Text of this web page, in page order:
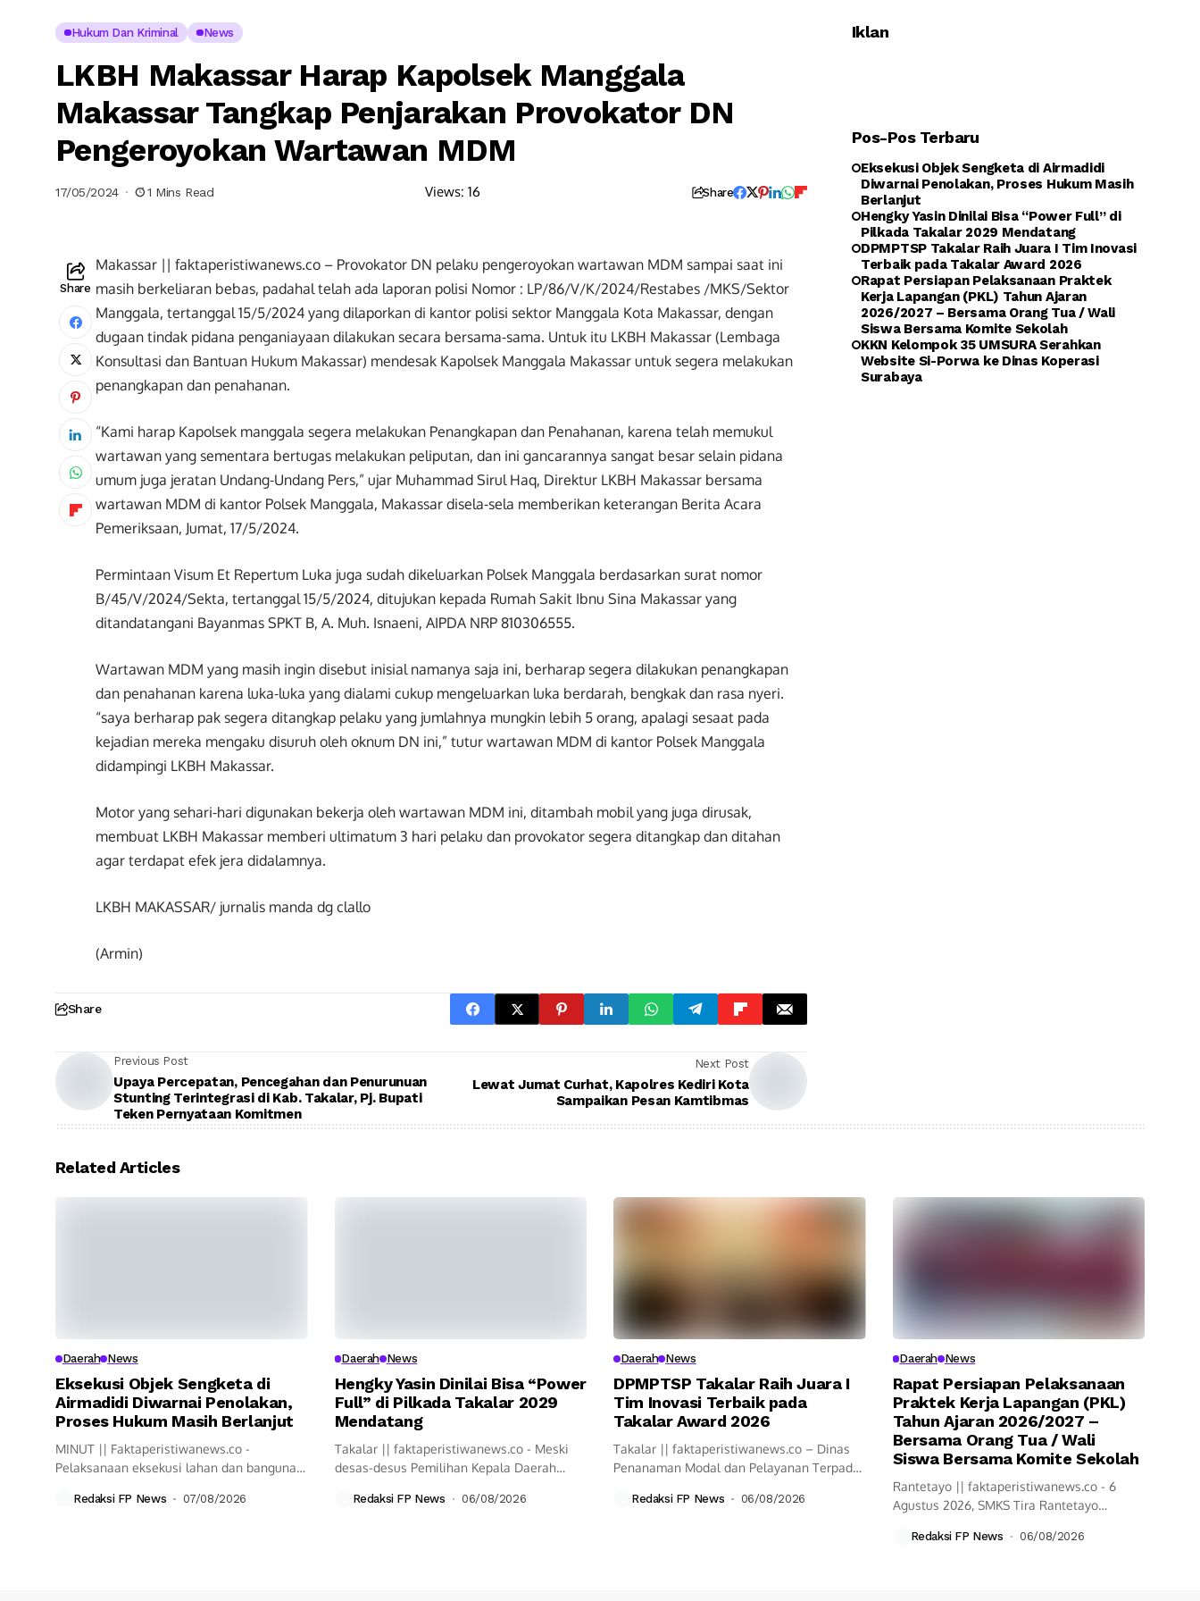
Hukum Dan Kriminal News
LKBH Makassar Harap Kapolsek Manggala
Makassar Tangkap Penjarakan Provokator DN
Pengeroyokan Wartawan MDM
17/05/2024 1 Mins Read Views: 16 Share
Share
Makassar || faktaperistiwanews.co – Provokator DN pelaku pengeroyokan wartawan MDM sampai saat ini
masih berkeliaran bebas, padahal telah ada laporan polisi Nomor : LP/86/V/K/2024/Restabes /MKS/Sektor
Manggala, tertanggal 15/5/2024 yang dilaporkan di kantor polisi sektor Manggala Kota Makassar, dengan
dugaan tindak pidana penganiayaan dilakukan secara bersama-sama. Untuk itu LKBH Makassar (Lembaga
Konsultasi dan Bantuan Hukum Makassar) mendesak Kapolsek Manggala Makassar untuk segera melakukan
penangkapan dan penahanan.
“Kami harap Kapolsek manggala segera melakukan Penangkapan dan Penahanan, karena telah memukul
wartawan yang sementara bertugas melakukan peliputan, dan ini gancarannya sangat besar selain pidana
umum juga jeratan Undang-Undang Pers,” ujar Muhammad Sirul Haq, Direktur LKBH Makassar bersama
wartawan MDM di kantor Polsek Manggala, Makassar disela-sela memberikan keterangan Berita Acara
Pemeriksaan, Jumat, 17/5/2024.
Permintaan Visum Et Repertum Luka juga sudah dikeluarkan Polsek Manggala berdasarkan surat nomor
B/45/V/2024/Sekta, tertanggal 15/5/2024, ditujukan kepada Rumah Sakit Ibnu Sina Makassar yang
ditandatangani Bayanmas SPKT B, A. Muh. Isnaeni, AIPDA NRP 810306555.
Wartawan MDM yang masih ingin disebut inisial namanya saja ini, berharap segera dilakukan penangkapan
dan penahanan karena luka-luka yang dialami cukup mengeluarkan luka berdarah, bengkak dan rasa nyeri.
“saya berharap pak segera ditangkap pelaku yang jumlahnya mungkin lebih 5 orang, apalagi sesaat pada
kejadian mereka mengaku disuruh oleh oknum DN ini,” tutur wartawan MDM di kantor Polsek Manggala
didampingi LKBH Makassar.
Motor yang sehari-hari digunakan bekerja oleh wartawan MDM ini, ditambah mobil yang juga dirusak,
membuat LKBH Makassar memberi ultimatum 3 hari pelaku dan provokator segera ditangkap dan ditahan
agar terdapat efek jera didalamnya.
LKBH MAKASSAR/ jurnalis manda dg clallo
(Armin)
Share
Previous Post
Upaya Percepatan, Pencegahan dan Penurunuan
Stunting Terintegrasi di Kab. Takalar, Pj. Bupati
Teken Pernyataan Komitmen
Next Post
Lewat Jumat Curhat, Kapolres Kediri Kota
Sampaikan Pesan Kamtibmas
Iklan
Pos-Pos Terbaru
Eksekusi Objek Sengketa di Airmadidi
Diwarnai Penolakan, Proses Hukum Masih
Berlanjut
Hengky Yasin Dinilai Bisa “Power Full” di
Pilkada Takalar 2029 Mendatang
DPMPTSP Takalar Raih Juara I Tim Inovasi
Terbaik pada Takalar Award 2026
Rapat Persiapan Pelaksanaan Praktek
Kerja Lapangan (PKL) Tahun Ajaran
2026/2027 – Bersama Orang Tua / Wali
Siswa Bersama Komite Sekolah
KKN Kelompok 35 UMSURA Serahkan
Website Si-Porwa ke Dinas Koperasi
Surabaya
Related Articles
Daerah News
Eksekusi Objek Sengketa di
Airmadidi Diwarnai Penolakan,
Proses Hukum Masih Berlanjut
MINUT || Faktaperistiwanews.co -
Pelaksanaan eksekusi lahan dan bangunan
Redaksi FP News 07/08/2026
Daerah News
Hengky Yasin Dinilai Bisa “Power
Full” di Pilkada Takalar 2029
Mendatang
Takalar || faktaperistiwanews.co - Meski
desas-desus Pemilihan Kepala Daerah
Redaksi FP News 06/08/2026
Daerah News
DPMPTSP Takalar Raih Juara I
Tim Inovasi Terbaik pada
Takalar Award 2026
Takalar || faktaperistiwanews.co – Dinas
Penanaman Modal dan Pelayanan Terpadu
Redaksi FP News 06/08/2026
Daerah News
Rapat Persiapan Pelaksanaan
Praktek Kerja Lapangan (PKL)
Tahun Ajaran 2026/2027 –
Bersama Orang Tua / Wali
Siswa Bersama Komite Sekolah
Rantetayo || faktaperistiwanews.co - 6
Agustus 2026, SMKS Tira Rantetayo
Redaksi FP News 06/08/2026